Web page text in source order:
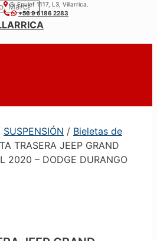
S. Epulef 1117, L3, Villarrica.
+56 9 6186 2283
SUSPENSIÓN / Bieletas de
TRASERA JEEP GRAND
2020 – DODGE DURANGO